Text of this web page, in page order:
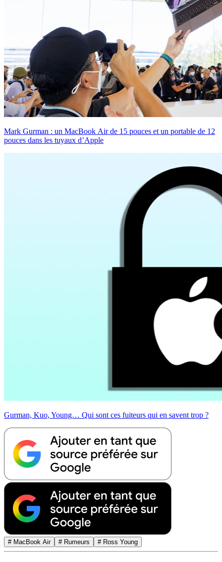
Mark Gurman : un MacBook Air de 15 pouces et un portable de 12
pouces dans les tuyaux d’Apple
Gurman, Kuo, Young… Qui sont ces fuiteurs qui en savent trop ?
# MacBook Air # Rumeurs # Ross Young